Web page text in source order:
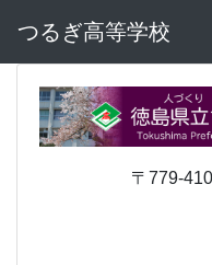
つるぎ高等学校
〒779-4101
TEL